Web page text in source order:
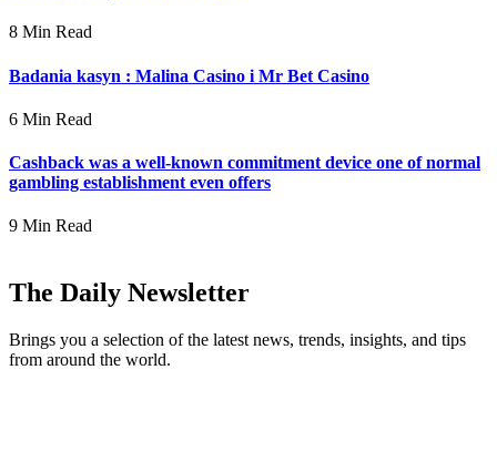
8 Min Read
Badania kasyn : Malina Casino i Mr Bet Casino
6 Min Read
Cashback was a well-known commitment device one of normal
gambling establishment even offers
9 Min Read
The Daily Newsletter
Brings you a selection of the latest news, trends, insights, and tips
from around the world.